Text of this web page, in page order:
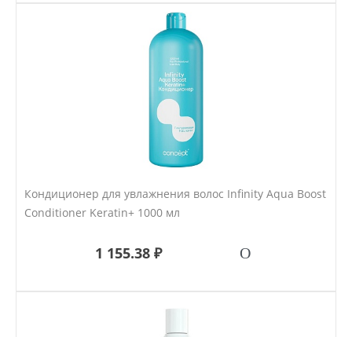
Кондиционер для увлажнения волос Infinity Aqua Boost
Conditioner Keratin+ 1000 мл
1 155.38 ₽